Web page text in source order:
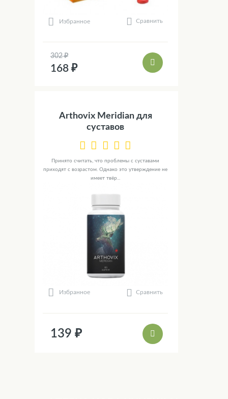
Избранное Сравнить
302 ₽
168 ₽
Arthovix Meridian для
суставов
Принято считать, что проблемы с суставами
приходят с возрастом. Однако это утверждение не
имеет твёр...
Избранное Сравнить
139 ₽